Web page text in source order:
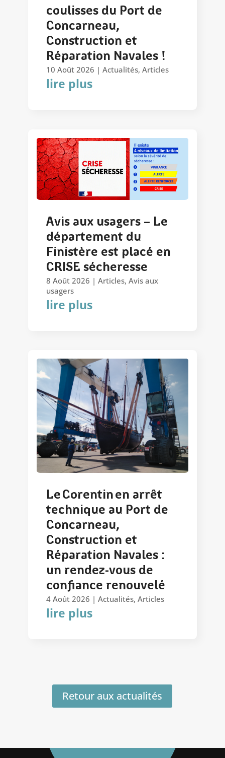
coulisses du Port de
Concarneau,
Construction et
Réparation Navales !
10 Août 2026 | Actualités, Articles
lire plus
Avis aux usagers – Le
département du
Finistère est placé en
CRISE sécheresse
8 Août 2026 | Articles, Avis aux
usagers
lire plus
Le Corentin en arrêt
technique au Port de
Concarneau,
Construction et
Réparation Navales :
un rendez-vous de
confiance renouvelé
4 Août 2026 | Actualités, Articles
lire plus
Retour aux actualités